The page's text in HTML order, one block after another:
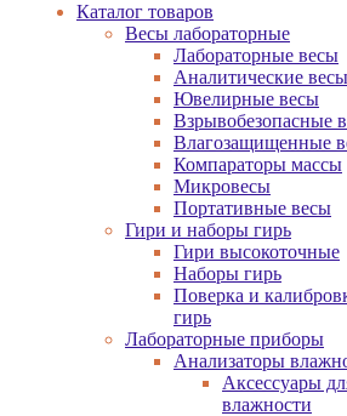
Каталог товаров
Весы лабораторные
Лабораторные весы
Аналитические весы
Ювелирные весы
Взрывобезопасные
Влагозащищенные
Компараторы массы
Микровесы
Портативные весы
Гири и наборы гирь
Гири высокоточные
Наборы гирь
Поверка и
гирь
Лабораторные приборы
Анализаторы
Аксессуары
влажности